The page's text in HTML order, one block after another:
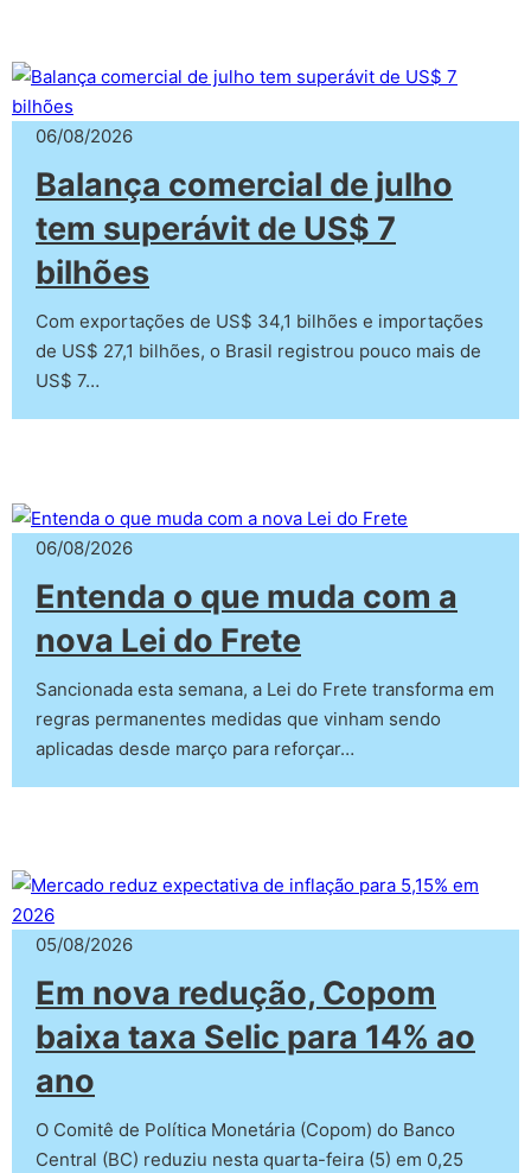
06/08/2026
Balança comercial de julho
tem superávit de US$ 7
bilhões
Com exportações de US$ 34,1 bilhões e importações
de US$ 27,1 bilhões, o Brasil registrou pouco mais de
US$ 7…
06/08/2026
Entenda o que muda com a
nova Lei do Frete
Sancionada esta semana, a Lei do Frete transforma em
regras permanentes medidas que vinham sendo
aplicadas desde março para reforçar…
05/08/2026
Em nova redução, Copom
baixa taxa Selic para 14% ao
ano
O Comitê de Política Monetária (Copom) do Banco
Central (BC) reduziu nesta quarta-feira (5) em 0,25